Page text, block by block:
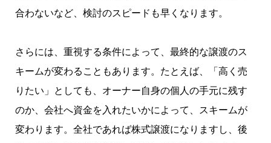
合わないなど、検討のスピードも早くなります。
さらには、重視する条件によって、最終的な譲渡のス
キームが変わることもあります。たとえば、「高く売
りたい」としても、オーナー自身の個人の手元に残す
のか、会社へ資金を入れたいかによって、スキームが
変わります。全社であれば株式譲渡になりますし、後